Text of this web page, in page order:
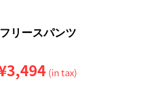
リースパンツ
(in tax)